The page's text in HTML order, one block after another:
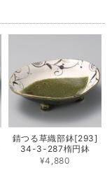
錆つる草織部鉢[293]
34-3-287楕円鉢
¥4,880